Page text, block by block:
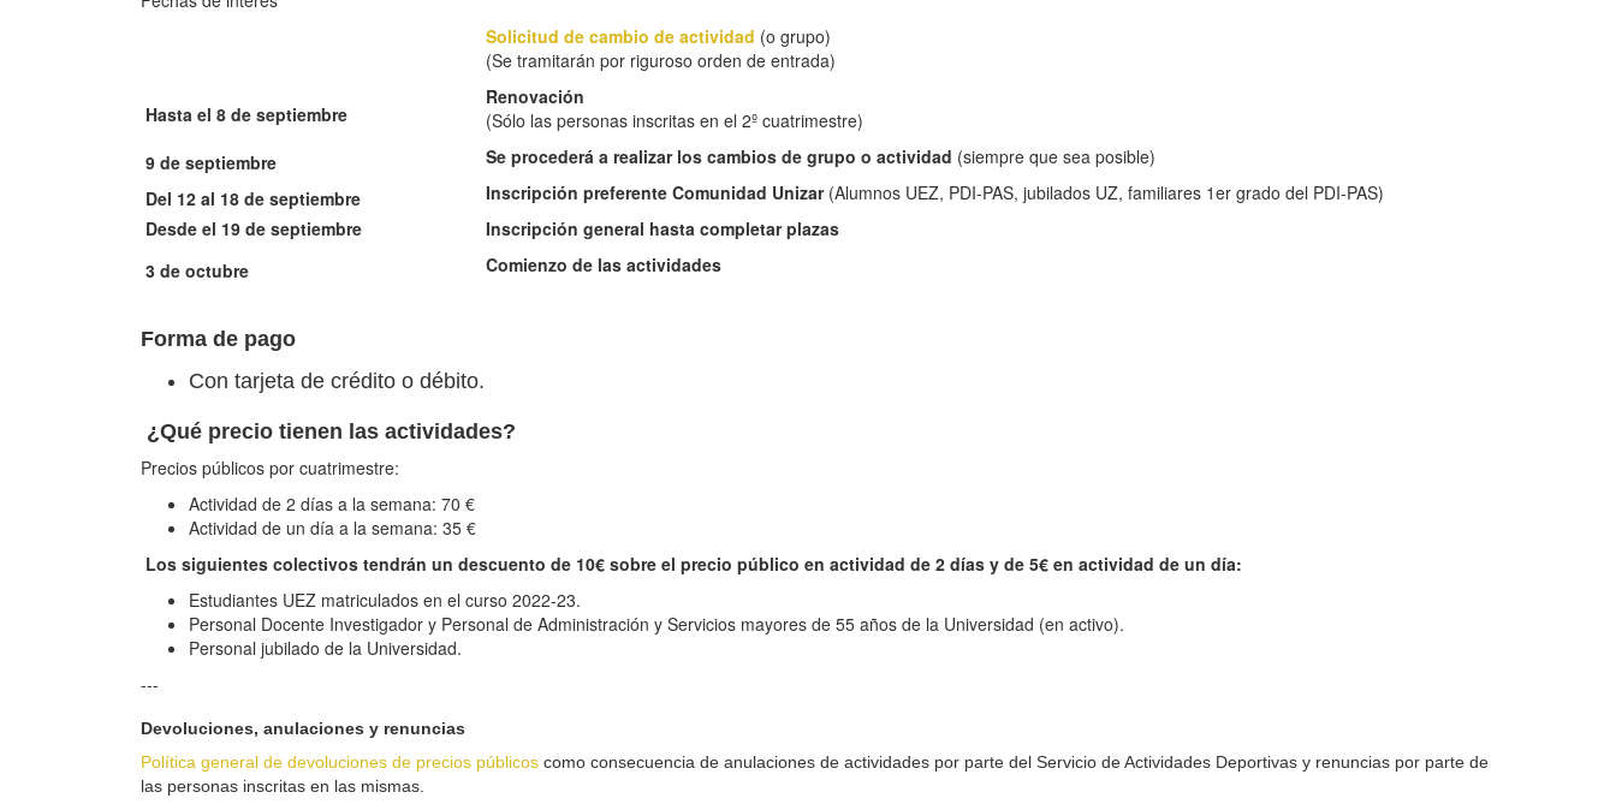
Solicitud de cambio de actividad (o grupo)
(Se tramitarán por riguroso orden de entrada)
Hasta el 8 de septiembre
Renovación
(Sólo las personas inscritas en el 2º cuatrimestre)
9 de septiembre
Se procederá a realizar los cambios de grupo o actividad (siempre que sea posible)
Del 12 al 18 de septiembre Inscripción preferente Comunidad Unizar (Alumnos UEZ, PDI-PAS, jubilados UZ, familiares 1er grado del PDI-PAS)
Desde el 19 de septiembre
Inscripción general hasta completar plazas
3 de octubre
Comienzo de las actividades
Forma de pago
Con tarjeta de crédito o débito.
¿Qué precio tienen las actividades?
Precios públicos por cuatrimestre:
Actividad de 2 días a la semana: 70 €
Actividad de un día a la semana: 35 €
Los siguientes colectivos tendrán un descuento de 10€ sobre el precio público en actividad de 2 días y de 5€ en actividad de un día:
Estudiantes UEZ matriculados en el curso 2022-23.
Personal Docente Investigador y Personal de Administración y Servicios mayores de 55 años de la Universidad (en activo).
Personal jubilado de la Universidad.
---
Devoluciones, anulaciones y renuncias
Política general de devoluciones de precios públicos como consecuencia de anulaciones de actividades por parte del Servicio de Actividades Deportivas y renuncias por parte de
las personas inscritas en las mismas.